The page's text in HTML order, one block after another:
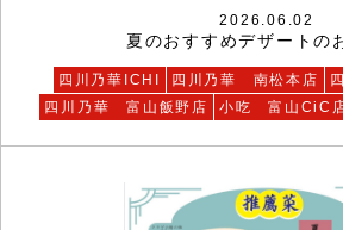
2026.06.02
夏のおすすめデザートの
四川乃華ICHI 四川乃華 南松本店
四川乃華 富山飯野店
小吃 富山CiC